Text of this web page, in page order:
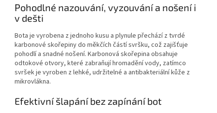
Pohodlné nazouvání, vyzouvání a nošení i
v dešti
Bota je vyrobena z jednoho kusu a plynule přechází z tvrdé
karbonové skořepiny do měkčích částí svršku, což zajišťuje
pohodlí a snadné nošení. Karbonová skořepina obsahuje
odtokové otvory, které zabraňují hromadění vody, zatímco
svršek je vyroben z lehké, udržitelné a antibakteriální kůže z
mikrovlákna.
Efektivní šlapání bez zapínání bot